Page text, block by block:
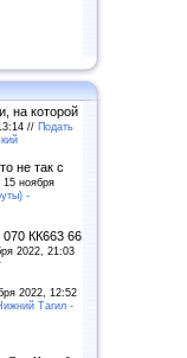
на которой
// Подать
не так с
ноября
-
КК663 66
2022, 21:03
2022, 12:52
Тагил -